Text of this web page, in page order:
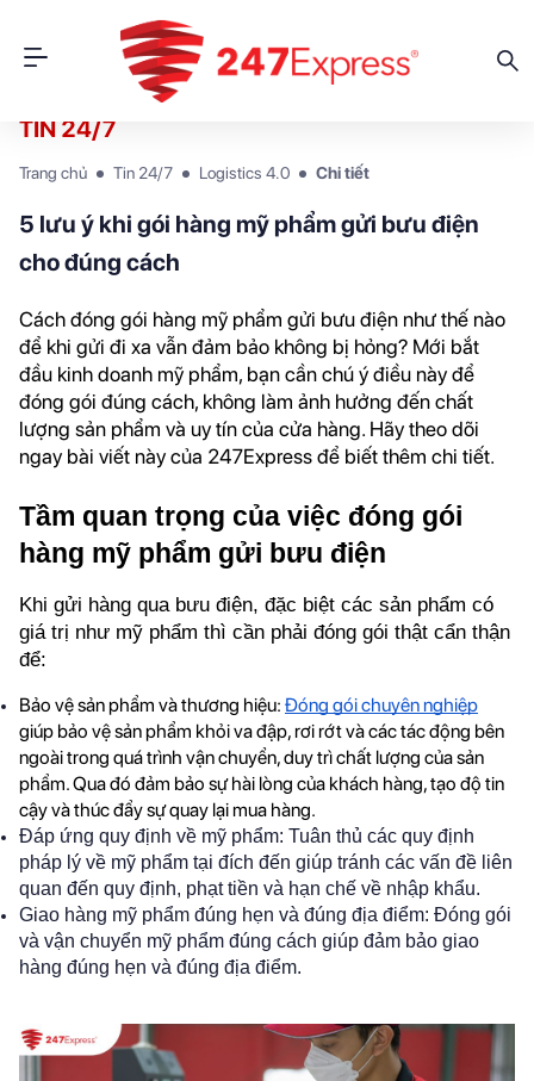
TIN 24/7
Trang chủ Tin 24/7 Logistics 4.0 Chi tiết
5 lưu ý khi gói hàng mỹ phẩm gửi bưu điện
cho đúng cách
Cách đóng gói hàng mỹ phẩm gửi bưu điện như thế nào
để khi gửi đi xa vẫn đảm bảo không bị hỏng? Mới bắt
đầu kinh doanh mỹ phẩm, bạn cần chú ý điều này để
đóng gói đúng cách, không làm ảnh hưởng đến chất
lượng sản phẩm và uy tín của cửa hàng. Hãy theo dõi
ngay bài viết này của 247Express để biết thêm chi tiết.
Tầm quan trọng của việc đóng gói
hàng mỹ phẩm gửi bưu điện
Khi gửi hàng qua bưu điện, đặc biệt các sản phẩm có
giá trị như mỹ phẩm thì cần phải đóng gói thật cẩn thận
để:
Bảo vệ sản phẩm và thương hiệu: Đóng gói chuyên nghiệp
giúp bảo vệ sản phẩm khỏi va đập, rơi rớt và các tác động bên
ngoài trong quá trình vận chuyển, duy trì chất lượng của sản
phẩm. Qua đó đảm bảo sự hài lòng của khách hàng, tạo độ tin
cậy và thúc đẩy sự quay lại mua hàng.
Đáp ứng quy định về mỹ phẩm: Tuân thủ các quy định
pháp lý về mỹ phẩm tại đích đến giúp tránh các vấn đề liên
quan đến quy định, phạt tiền và hạn chế về nhập khẩu.
Giao hàng mỹ phẩm đúng hẹn và đúng địa điểm: Đóng gói
và vận chuyển mỹ phẩm đúng cách giúp đảm bảo giao
hàng đúng hẹn và đúng địa điểm.